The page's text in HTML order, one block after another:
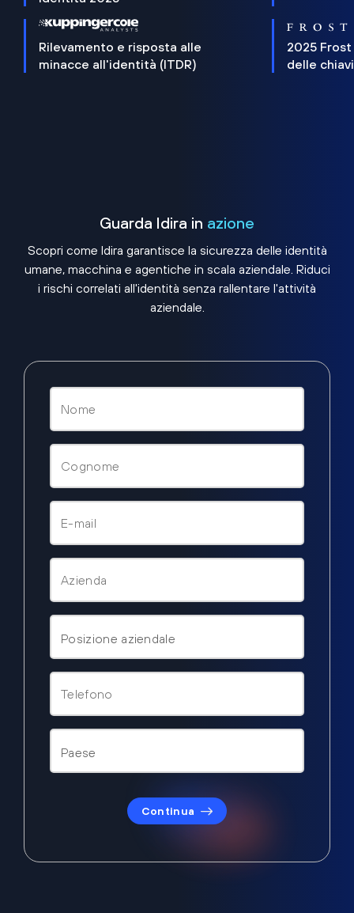
Rilevamento e risposta alle
minacce all'identità (ITDR)
2025 Frost
delle
Guarda Idira in azione
Scopri come Idira garantisce la sicurezza delle identità
umane, macchina e agentiche in scala aziendale. Riduci
i rischi correlati all'identità senza rallentare l'attività
aziendale.
Continua